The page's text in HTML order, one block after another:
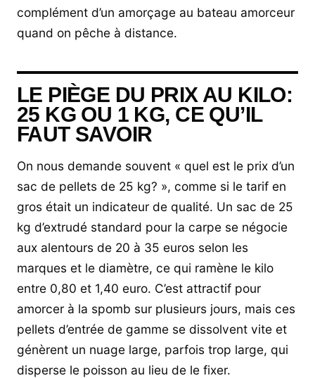
complément d’un amorçage au bateau amorceur
quand on pêche à distance.
LE PIÈGE DU PRIX AU KILO:
25 KG OU 1 KG, CE QU’IL
FAUT SAVOIR
On nous demande souvent « quel est le prix d’un
sac de pellets de 25 kg? », comme si le tarif en
gros était un indicateur de qualité. Un sac de 25
kg d’extrudé standard pour la carpe se négocie
aux alentours de 20 à 35 euros selon les
marques et le diamètre, ce qui ramène le kilo
entre 0,80 et 1,40 euro. C’est attractif pour
amorcer à la spomb sur plusieurs jours, mais ces
pellets d’entrée de gamme se dissolvent vite et
génèrent un nuage large, parfois trop large, qui
disperse le poisson au lieu de le fixer.